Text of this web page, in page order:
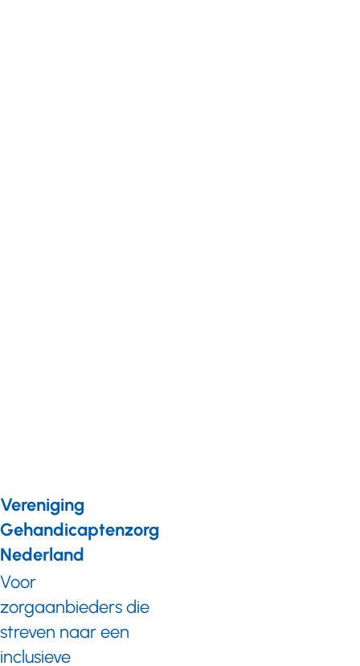
Vereniging
Gehandicaptenzorg
Nederland
Voor
zorgaanbieders die
streven naar een
inclusieve